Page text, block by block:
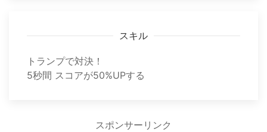
スキル
トランプで対決！
5秒間 スコアが50%UPする
スポンサーリンク